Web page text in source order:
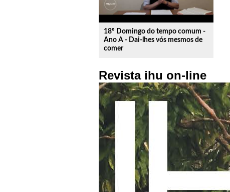
18º Domingo do tempo comum -
Ano A - Dai-lhes vós mesmos de
comer
Revista ihu on-line